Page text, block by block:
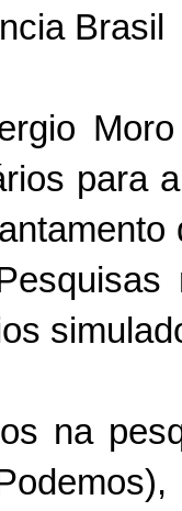
Brasil
para
na